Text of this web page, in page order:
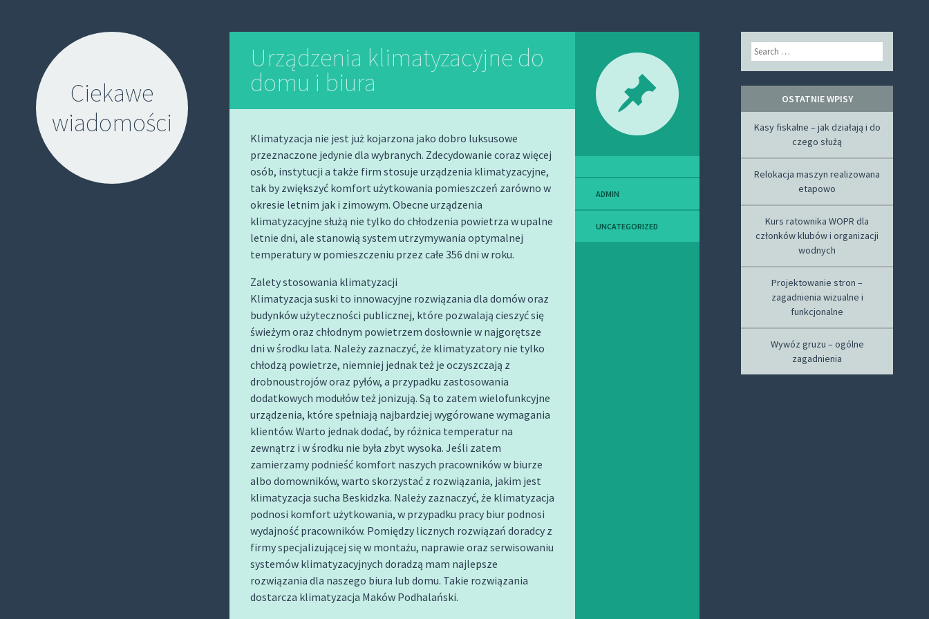
Ciekawe
wiadomości
Urządzenia klimatyzacyjne do
domu i biura
Klimatyzacja nie jest już kojarzona jako dobro luksusowe
przeznaczone jedynie dla wybranych. Zdecydowanie coraz więcej
osób, instytucji a także firm stosuje urządzenia klimatyzacyjne,
tak by zwiększyć komfort użytkowania pomieszczeń zarówno w
okresie letnim jak i zimowym. Obecne urządzenia
klimatyzacyjne służą nie tylko do chłodzenia powietrza w upalne
letnie dni, ale stanowią system utrzymywania optymalnej
temperatury w pomieszczeniu przez całe 356 dni w roku.
Zalety stosowania klimatyzacji
Klimatyzacja suski to innowacyjne rozwiązania dla domów oraz
budynków użyteczności publicznej, które pozwalają cieszyć się
świeżym oraz chłodnym powietrzem dosłownie w najgorętsze
dni w środku lata. Należy zaznaczyć, że klimatyzatory nie tylko
chłodzą powietrze, niemniej jednak też je oczyszczają z
drobnoustrojów oraz pyłów, a przypadku zastosowania
dodatkowych modułów też jonizują. Są to zatem wielofunkcyjne
urządzenia, które spełniają najbardziej wygórowane wymagania
klientów. Warto jednak dodać, by różnica temperatur na
zewnątrz i w środku nie była zbyt wysoka. Jeśli zatem
zamierzamy podnieść komfort naszych pracowników w biurze
albo domowników, warto skorzystać z rozwiązania, jakim jest
klimatyzacja sucha Beskidzka. Należy zaznaczyć, że klimatyzacja
podnosi komfort użytkowania, w przypadku pracy biur podnosi
wydajność pracowników. Pomiędzy licznych rozwiązań doradcy z
firmy specjalizującej się w montażu, naprawie oraz serwisowaniu
systemów klimatyzacyjnych doradzą mam najlepsze
rozwiązania dla naszego biura lub domu. Takie rozwiązania
dostarcza klimatyzacja Maków Podhalański.
ADMIN
UNCATEGORIZED
Search
OSTATNIE WPISY
Kasy fiskalne – jak działają i do
czego służą
Relokacja maszyn realizowana
etapowo
Kurs ratownika WOPR dla
członków klubów i organizacji
wodnych
Projektowanie stron –
zagadnienia wizualne i
funkcjonalne
Wywóz gruzu – ogólne
zagadnienia